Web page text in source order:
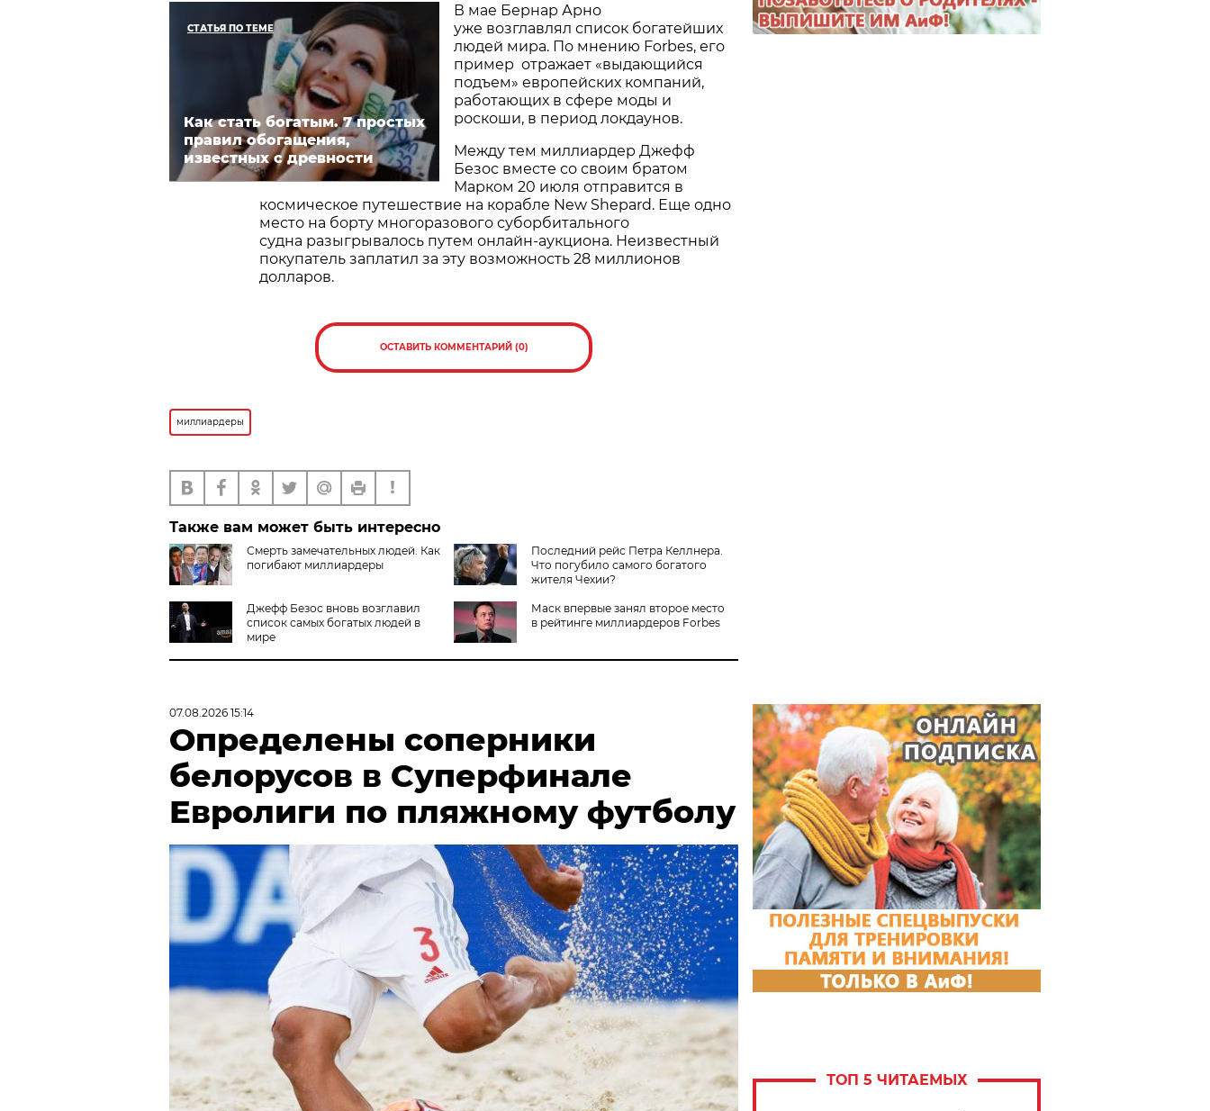
СТАТЬЯ ПО ТЕМЕ
Как стать богатым. 7 простых
правил обогащения,
известных с древности
В мае Бернар Арно
уже возглавлял список богатейших
людей мира. По мнению Forbes, его
пример отражает «выдающийся
подъем» европейских компаний,
работающих в сфере моды и
роскоши, в период локдаунов.
Между тем миллиардер Джефф
Безос вместе со своим братом
Марком 20 июля отправится в
космическое путешествие на корабле New Shepard. Еще одно
место на борту многоразового суборбитального
судна разыгрывалось путем онлайн-аукциона. Неизвестный
покупатель заплатил за эту возможность 28 миллионов
долларов.
ОСТАВИТЬ КОММЕНТАРИЙ (0)
миллиардеры
Также вам может быть интересно
Смерть замечательных людей. Как
погибают миллиардеры
Последний рейс Петра Келлнера.
Что погубило самого богатого
жителя Чехии?
Джефф Безос вновь возглавил
список самых богатых людей в
мире
Маск впервые занял второе место
в рейтинге миллиардеров Forbes
07.08.2026 15:14
Определены соперники
белорусов в Суперфинале
Евролиги по пляжному футболу
ТОП 5 ЧИТАЕМЫХ